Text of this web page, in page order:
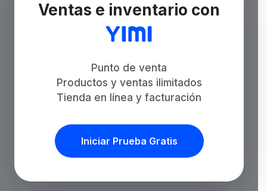
Ventas e inventario con
Punto de venta
Productos y ventas ilimitados
Tienda en línea y facturación
Iniciar Prueba Gratis